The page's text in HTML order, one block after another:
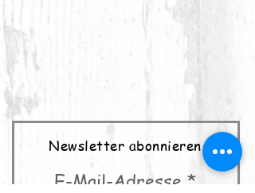
Newsletter abonnieren
E-Mail-Adresse